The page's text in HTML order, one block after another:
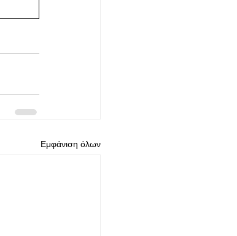
Εμφάνιση όλων